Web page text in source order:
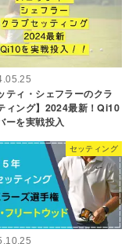
ティ・シェフラーのクラ
ィング】2024最新！Qi10
ーを実戦投入
セッティング